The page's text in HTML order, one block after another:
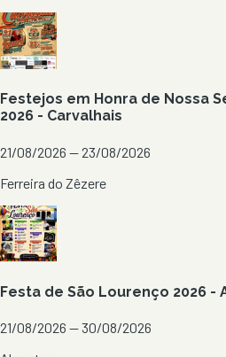
Festejos em Honra de Nossa
2026 - Carvalhais
21/08/2026 — 23/08/2026
Ferreira do Zêzere
Festa de São Lourenço 2026 -
21/08/2026 — 30/08/2026